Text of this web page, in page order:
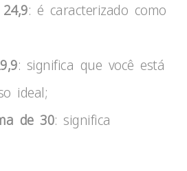
: é caracterizado como
: significa que você está
ideal;
de 30: significa